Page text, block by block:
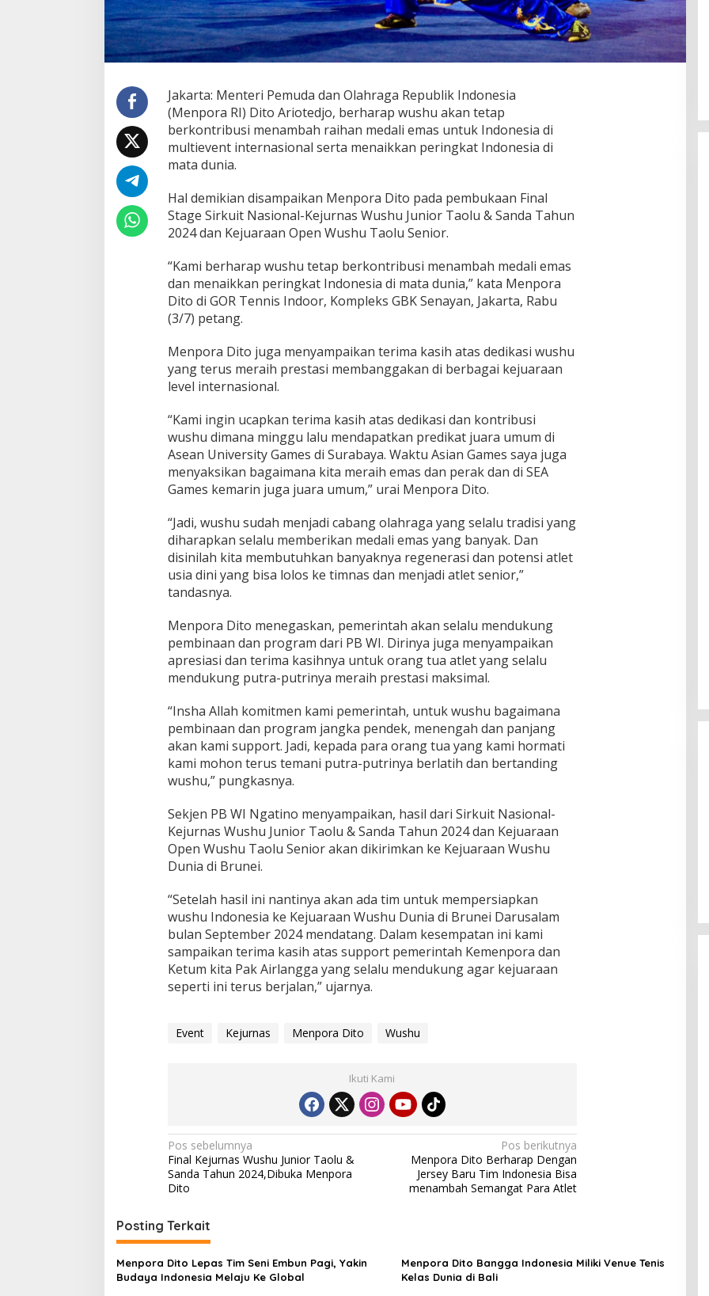
Jakarta: Menteri Pemuda dan Olahraga Republik Indonesia
(Menpora RI) Dito Ariotedjo, berharap wushu akan tetap
berkontribusi menambah raihan medali emas untuk Indonesia di
multievent internasional serta menaikkan peringkat Indonesia di
mata dunia.
Hal demikian disampaikan Menpora Dito pada pembukaan Final
Stage Sirkuit Nasional-Kejurnas Wushu Junior Taolu & Sanda Tahun
2024 dan Kejuaraan Open Wushu Taolu Senior.
“Kami berharap wushu tetap berkontribusi menambah medali emas
dan menaikkan peringkat Indonesia di mata dunia,” kata Menpora
Dito di GOR Tennis Indoor, Kompleks GBK Senayan, Jakarta, Rabu
(3/7) petang.
Menpora Dito juga menyampaikan terima kasih atas dedikasi wushu
yang terus meraih prestasi membanggakan di berbagai kejuaraan
level internasional.
“Kami ingin ucapkan terima kasih atas dedikasi dan kontribusi
wushu dimana minggu lalu mendapatkan predikat juara umum di
Asean University Games di Surabaya. Waktu Asian Games saya juga
menyaksikan bagaimana kita meraih emas dan perak dan di SEA
Games kemarin juga juara umum,” urai Menpora Dito.
“Jadi, wushu sudah menjadi cabang olahraga yang selalu tradisi yang
diharapkan selalu memberikan medali emas yang banyak. Dan
disinilah kita membutuhkan banyaknya regenerasi dan potensi atlet
usia dini yang bisa lolos ke timnas dan menjadi atlet senior,”
tandasnya.
Menpora Dito menegaskan, pemerintah akan selalu mendukung
pembinaan dan program dari PB WI. Dirinya juga menyampaikan
apresiasi dan terima kasihnya untuk orang tua atlet yang selalu
mendukung putra-putrinya meraih prestasi maksimal.
“Insha Allah komitmen kami pemerintah, untuk wushu bagaimana
pembinaan dan program jangka pendek, menengah dan panjang
akan kami support. Jadi, kepada para orang tua yang kami hormati
kami mohon terus temani putra-putrinya berlatih dan bertanding
wushu,” pungkasnya.
Sekjen PB WI Ngatino menyampaikan, hasil dari Sirkuit Nasional-
Kejurnas Wushu Junior Taolu & Sanda Tahun 2024 dan Kejuaraan
Open Wushu Taolu Senior akan dikirimkan ke Kejuaraan Wushu
Dunia di Brunei.
“Setelah hasil ini nantinya akan ada tim untuk mempersiapkan
wushu Indonesia ke Kejuaraan Wushu Dunia di Brunei Darusalam
bulan September 2024 mendatang. Dalam kesempatan ini kami
sampaikan terima kasih atas support pemerintah Kemenpora dan
Ketum kita Pak Airlangga yang selalu mendukung agar kejuaraan
seperti ini terus berjalan,” ujarnya.
Event Kejurnas Menpora Dito Wushu
Ikuti Kami
Navigasi
pos
Pos sebelumnya
Final Kejurnas Wushu Junior Taolu &
Sanda Tahun 2024,Dibuka Menpora
Dito
Pos berikutnya
Menpora Dito Berharap Dengan
Jersey Baru Tim Indonesia Bisa
menambah Semangat Para Atlet
Posting Terkait
Menpora Dito Lepas Tim Seni Embun Pagi, Yakin
Budaya Indonesia Melaju Ke Global
Menpora Dito Bangga Indonesia Miliki Venue Tenis
Kelas Dunia di Bali
Enam Pejabat Baru Resmi Dilantik